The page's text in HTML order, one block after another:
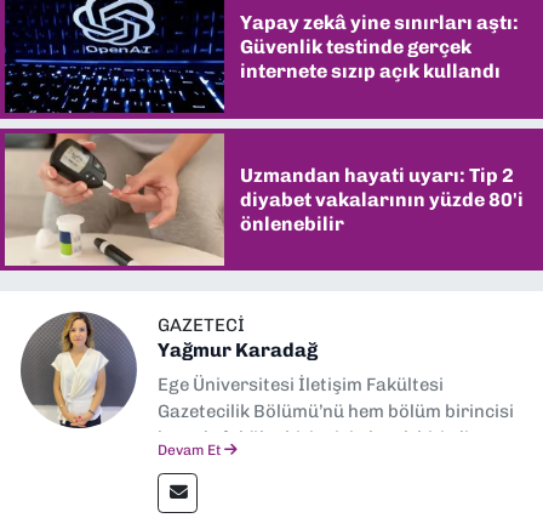
Yapay zekâ yine sınırları aştı:
Güvenlik testinde gerçek
internete sızıp açık kullandı
Uzmandan hayati uyarı: Tip 2
diyabet vakalarının yüzde 80'i
önlenebilir
GAZETECI
Yağmur Karadağ
Ege Üniversitesi İletişim Fakültesi
Gazetecilik Bölümü’nü hem bölüm birincisi
hem de fakülte birincisi olarak bitirdim.
İletişim” üzerine yüksek lisans eğitimimi
Devam Et